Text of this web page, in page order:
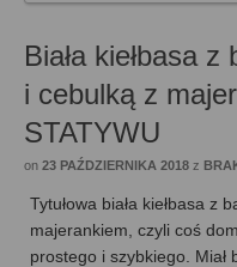
Biała kiełbasa
i cebulką z
STATYWU
on 23 PAŹDZIERNIKA 2018 z
Tytułowa biała kiełbasa z
majerankiem, czyli coś
prostego i szybkiego. Miał